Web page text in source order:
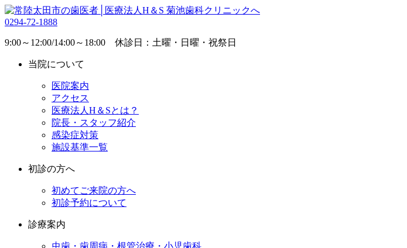
0294-72-1888
9:00～12:00/14:00～18:00 休診日：土曜・日曜・祝祭日
当院について
医院案内
アクセス
医療法人H＆Sとは？
院長・スタッフ紹介
感染症対策
施設基準一覧
初診の方へ
初めてご来院の方へ
初診予約について
診療案内
虫歯・歯周病・根管治療・小児歯科